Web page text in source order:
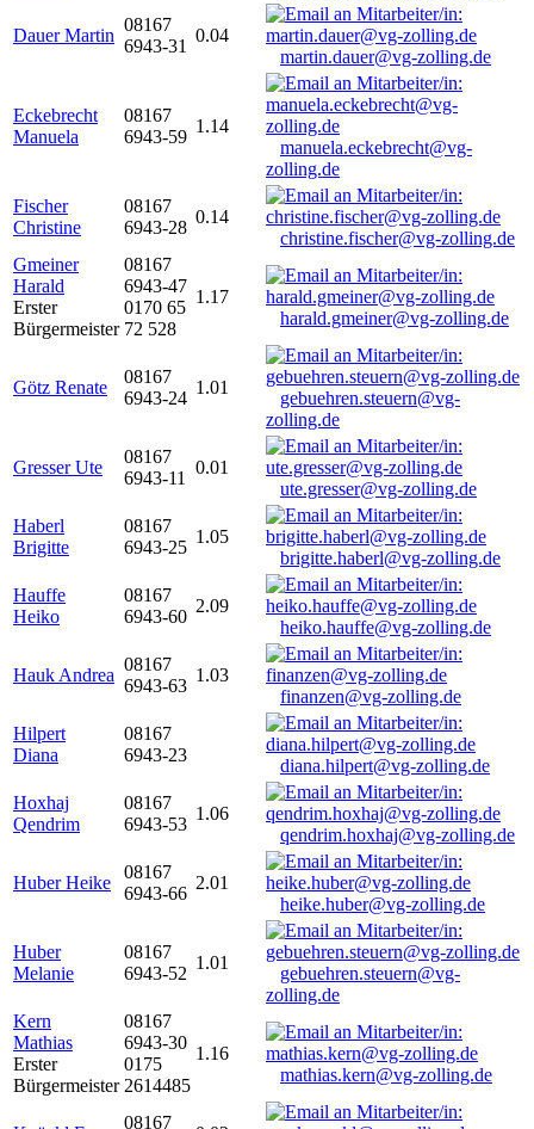
Dauer Martin
08167
6943-31
0.04
martin.dauer@vg-zolling.de
Eckebrecht
Manuela
08167
6943-59
1.14
manuela.eckebrecht@vg-
zolling.de
Fischer
Christine
08167
6943-28
0.14
christine.fischer@vg-zolling.de
Gmeiner
Harald
Erster
Bürgermeister
08167
6943-47
0170 65
72 528
1.17
harald.gmeiner@vg-zolling.de
Götz Renate
08167
6943-24
1.01
gebuehren.steuern@vg-
zolling.de
Gresser Ute
08167
6943-11
0.01
ute.gresser@vg-zolling.de
Haberl
Brigitte
08167
6943-25
1.05
brigitte.haberl@vg-zolling.de
Hauffe
Heiko
08167
6943-60
2.09
heiko.hauffe@vg-zolling.de
Hauk Andrea
08167
6943-63
1.03
finanzen@vg-zolling.de
Hilpert
Diana
08167
6943-23
diana.hilpert@vg-zolling.de
Hoxhaj
Qendrim
08167
6943-53
1.06
qendrim.hoxhaj@vg-zolling.de
Huber Heike
08167
6943-66
2.01
heike.huber@vg-zolling.de
Huber
Melanie
08167
6943-52
1.01
gebuehren.steuern@vg-
zolling.de
Kern
Mathias
Erster
Bürgermeister
08167
6943-30
0175
2614485
1.16
mathias.kern@vg-zolling.de
08167